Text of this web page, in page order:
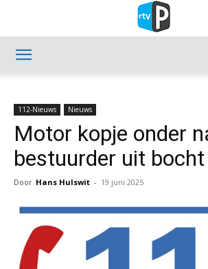
112-Nieuws Nieuws
Motor kopje onder
bestuurder uit
Door Hans Hulswit - 19 juni 2025